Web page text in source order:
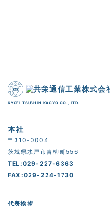
KYOEI TSUSHIN KOGYO CO., LTD.
本社
〒310-0004
茨城県水戸市青柳町556
TEL:029-227-6363
FAX:029-224-1730
代表挨拶